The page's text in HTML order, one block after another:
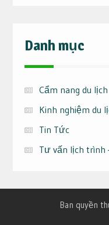
Danh mục
Cẩm nang du lịch
Kinh nghiệm du
Tin Tức
Tư vấn lịch trình
Ban quyền